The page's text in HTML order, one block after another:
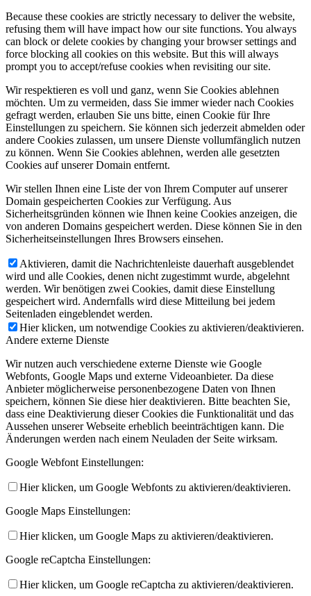
Because these cookies are strictly necessary to deliver the website,
refusing them will have impact how our site functions. You always
can block or delete cookies by changing your browser settings and
force blocking all cookies on this website. But this will always
prompt you to accept/refuse cookies when revisiting our site.
Wir respektieren es voll und ganz, wenn Sie Cookies ablehnen
möchten. Um zu vermeiden, dass Sie immer wieder nach Cookies
gefragt werden, erlauben Sie uns bitte, einen Cookie für Ihre
Einstellungen zu speichern. Sie können sich jederzeit abmelden oder
andere Cookies zulassen, um unsere Dienste vollumfänglich nutzen
zu können. Wenn Sie Cookies ablehnen, werden alle gesetzten
Cookies auf unserer Domain entfernt.
Wir stellen Ihnen eine Liste der von Ihrem Computer auf unserer
Domain gespeicherten Cookies zur Verfügung. Aus
Sicherheitsgründen können wie Ihnen keine Cookies anzeigen, die
von anderen Domains gespeichert werden. Diese können Sie in den
Sicherheitseinstellungen Ihres Browsers einsehen.
Aktivieren, damit die Nachrichtenleiste dauerhaft ausgeblendet
wird und alle Cookies, denen nicht zugestimmt wurde, abgelehnt
werden. Wir benötigen zwei Cookies, damit diese Einstellung
gespeichert wird. Andernfalls wird diese Mitteilung bei jedem
Seitenladen eingeblendet werden.
Hier klicken, um notwendige Cookies zu aktivieren/deaktivieren.
Andere externe Dienste
Wir nutzen auch verschiedene externe Dienste wie Google
Webfonts, Google Maps und externe Videoanbieter. Da diese
Anbieter möglicherweise personenbezogene Daten von Ihnen
speichern, können Sie diese hier deaktivieren. Bitte beachten Sie,
dass eine Deaktivierung dieser Cookies die Funktionalität und das
Aussehen unserer Webseite erheblich beeinträchtigen kann. Die
Änderungen werden nach einem Neuladen der Seite wirksam.
Google Webfont Einstellungen:
Hier klicken, um Google Webfonts zu aktivieren/deaktivieren.
Google Maps Einstellungen:
Hier klicken, um Google Maps zu aktivieren/deaktivieren.
Google reCaptcha Einstellungen:
Hier klicken, um Google reCaptcha zu aktivieren/deaktivieren.